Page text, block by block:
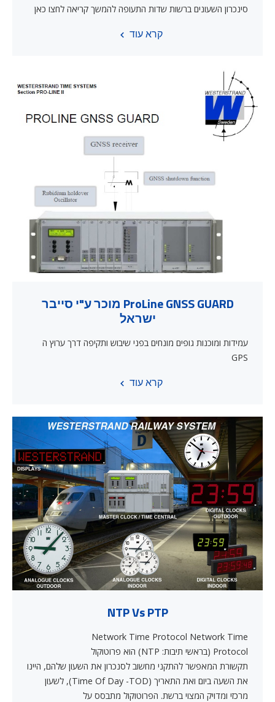
סינכרון השעונים ברשות שדות התעופה להמשך קריאה לחצו כאן
קרא עוד
ProLine GNSS GUARD מוכר ע"י סייבר
ישראל
עמידות ומוכנות גופים מונחים בפני שיבוש ותקיפה דרך ערוץ ה
GPS
קרא עוד
NTP Vs PTP
Network Time Protocol Network Time
Protocol (בראשי תיבות: NTP) הוא פרוטוקול
תקשורת המאפשר להתקני מחשוב לסנכרון את השעון שלהם, היינו
את השעה ביום ואת התאריך (Time Of Day -TOD), לשעון
מרכזי ומדויק המצוי ברשת. הפרוטוקול מתבסס על